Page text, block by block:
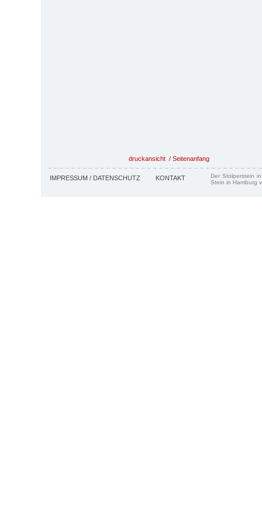
druckansicht / Seitenanfang
IMPRESSUM / DATENSCHUTZ KONTAKT
Der Stolperstein
Stein in Hamburg